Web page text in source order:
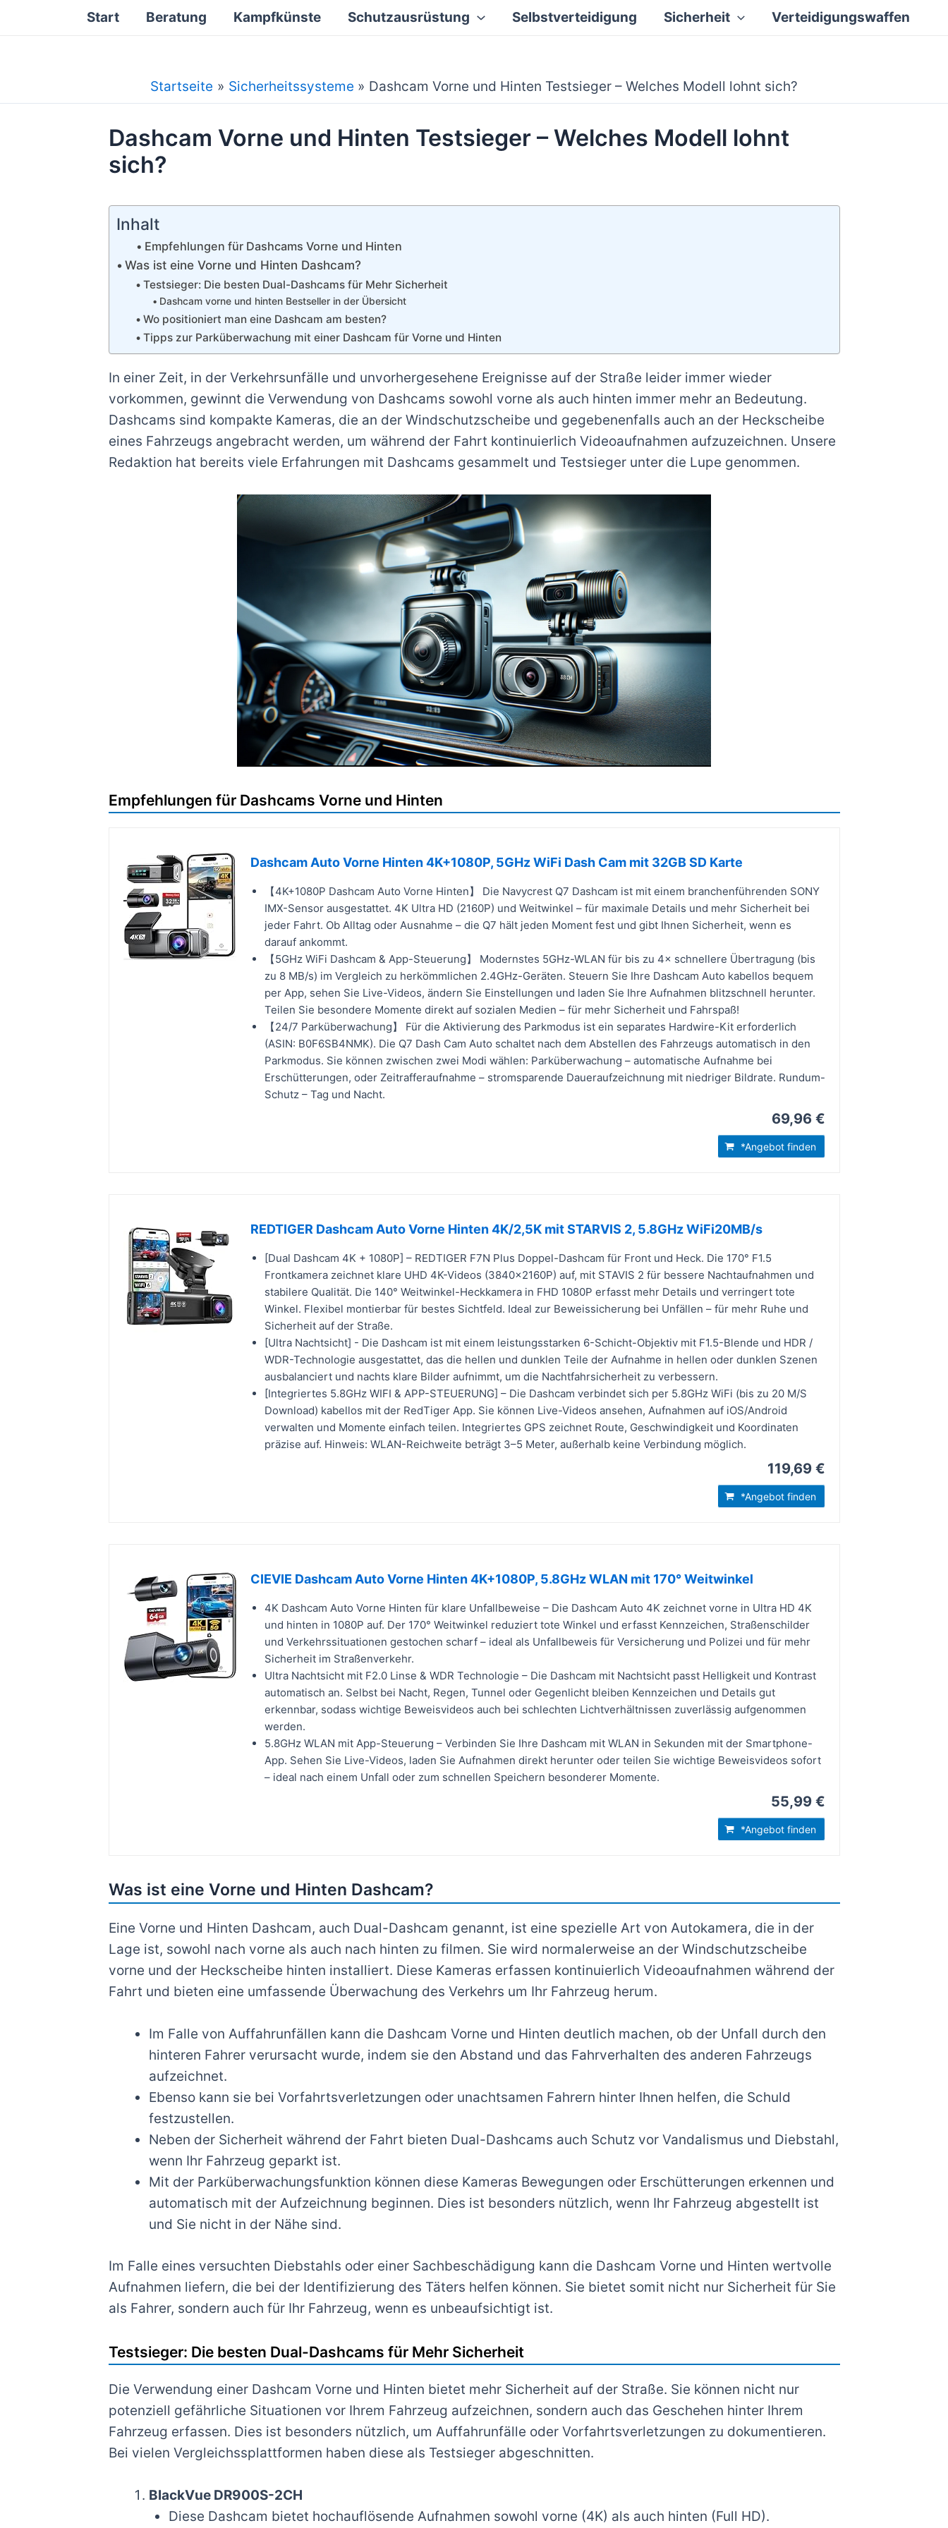
Start Beratung Kampfkünste Schutzausrüstung Selbstverteidigung Sicherheit Verteidigungswaffen
Startseite Sicherheitssysteme Dashcam Vorne und Hinten Testsieger – Welches Modell lohnt sich?
Dashcam Vorne und Hinten Testsieger – Welches Modell lohnt
sich?
Inhalt
Empfehlungen für Dashcams Vorne und Hinten
Was ist eine Vorne und Hinten Dashcam?
Testsieger: Die besten Dual-Dashcams für Mehr Sicherheit
Dashcam vorne und hinten Bestseller in der Übersicht
Wo positioniert man eine Dashcam am besten?
Tipps zur Parküberwachung mit einer Dashcam für Vorne und Hinten
In einer Zeit, in der Verkehrsunfälle und unvorhergesehene Ereignisse auf der Straße leider immer wieder
vorkommen, gewinnt die Verwendung von Dashcams sowohl vorne als auch hinten immer mehr an Bedeutung.
Dashcams sind kompakte Kameras, die an der Windschutzscheibe und gegebenenfalls auch an der Heckscheibe
eines Fahrzeugs angebracht werden, um während der Fahrt kontinuierlich Videoaufnahmen aufzuzeichnen. Unsere
Redaktion hat bereits viele Erfahrungen mit Dashcams gesammelt und Testsieger unter die Lupe genommen.
Empfehlungen für Dashcams Vorne und Hinten
Dashcam Auto Vorne Hinten 4K+1080P, 5GHz WiFi Dash Cam mit 32GB SD Karte
【4K+1080P Dashcam Auto Vorne Hinten】 Die Navycrest Q7 Dashcam ist mit einem branchenführenden SONY
IMX-Sensor ausgestattet. 4K Ultra HD (2160P) und Weitwinkel – für maximale Details und mehr Sicherheit bei
jeder Fahrt. Ob Alltag oder Ausnahme – die Q7 hält jeden Moment fest und gibt Ihnen Sicherheit, wenn es
darauf ankommt.
【5GHz WiFi Dashcam & App-Steuerung】 Modernstes 5GHz-WLAN für bis zu 4× schnellere Übertragung (bis
zu 8 MB/s) im Vergleich zu herkömmlichen 2.4GHz-Geräten. Steuern Sie Ihre Dashcam Auto kabellos bequem
per App, sehen Sie Live-Videos, ändern Sie Einstellungen und laden Sie Ihre Aufnahmen blitzschnell herunter.
Teilen Sie besondere Momente direkt auf sozialen Medien – für mehr Sicherheit und Fahrspaß!
【24/7 Parküberwachung】 Für die Aktivierung des Parkmodus ist ein separates Hardwire-Kit erforderlich
(ASIN: B0F6SB4NMK). Die Q7 Dash Cam Auto schaltet nach dem Abstellen des Fahrzeugs automatisch in den
Parkmodus. Sie können zwischen zwei Modi wählen: Parküberwachung – automatische Aufnahme bei
Erschütterungen, oder Zeitrafferaufnahme – stromsparende Daueraufzeichnung mit niedriger Bildrate. Rundum-
Schutz – Tag und Nacht.
69,96 €
*Angebot finden
REDTIGER Dashcam Auto Vorne Hinten 4K/2,5K mit STARVIS 2, 5.8GHz WiFi20MB/s
[Dual Dashcam 4K + 1080P] – REDTIGER F7N Plus Doppel-Dashcam für Front und Heck. Die 170° F1.5
Frontkamera zeichnet klare UHD 4K-Videos (3840×2160P) auf, mit STAVIS 2 für bessere Nachtaufnahmen und
stabilere Qualität. Die 140° Weitwinkel-Heckkamera in FHD 1080P erfasst mehr Details und verringert tote
Winkel. Flexibel montierbar für bestes Sichtfeld. Ideal zur Beweissicherung bei Unfällen – für mehr Ruhe und
Sicherheit auf der Straße.
[Ultra Nachtsicht] - Die Dashcam ist mit einem leistungsstarken 6-Schicht-Objektiv mit F1.5-Blende und HDR /
WDR-Technologie ausgestattet, das die hellen und dunklen Teile der Aufnahme in hellen oder dunklen Szenen
ausbalanciert und nachts klare Bilder aufnimmt, um die Nachtfahrsicherheit zu verbessern.
[Integriertes 5.8GHz WIFI & APP-STEUERUNG] – Die Dashcam verbindet sich per 5.8GHz WiFi (bis zu 20 M/S
Download) kabellos mit der RedTiger App. Sie können Live-Videos ansehen, Aufnahmen auf iOS/Android
verwalten und Momente einfach teilen. Integriertes GPS zeichnet Route, Geschwindigkeit und Koordinaten
präzise auf. Hinweis: WLAN-Reichweite beträgt 3–5 Meter, außerhalb keine Verbindung möglich.
119,69 €
*Angebot finden
CIEVIE Dashcam Auto Vorne Hinten 4K+1080P, 5.8GHz WLAN mit 170° Weitwinkel
4K Dashcam Auto Vorne Hinten für klare Unfallbeweise – Die Dashcam Auto 4K zeichnet vorne in Ultra HD 4K
und hinten in 1080P auf. Der 170° Weitwinkel reduziert tote Winkel und erfasst Kennzeichen, Straßenschilder
und Verkehrssituationen gestochen scharf – ideal als Unfallbeweis für Versicherung und Polizei und für mehr
Sicherheit im Straßenverkehr.
Ultra Nachtsicht mit F2.0 Linse & WDR Technologie – Die Dashcam mit Nachtsicht passt Helligkeit und Kontrast
automatisch an. Selbst bei Nacht, Regen, Tunnel oder Gegenlicht bleiben Kennzeichen und Details gut
erkennbar, sodass wichtige Beweisvideos auch bei schlechten Lichtverhältnissen zuverlässig aufgenommen
werden.
5.8GHz WLAN mit App-Steuerung – Verbinden Sie Ihre Dashcam mit WLAN in Sekunden mit der Smartphone-
App. Sehen Sie Live-Videos, laden Sie Aufnahmen direkt herunter oder teilen Sie wichtige Beweisvideos sofort
– ideal nach einem Unfall oder zum schnellen Speichern besonderer Momente.
55,99 €
*Angebot finden
Was ist eine Vorne und Hinten Dashcam?
Eine Vorne und Hinten Dashcam, auch Dual-Dashcam genannt, ist eine spezielle Art von Autokamera, die in der
Lage ist, sowohl nach vorne als auch nach hinten zu filmen. Sie wird normalerweise an der Windschutzscheibe
vorne und der Heckscheibe hinten installiert. Diese Kameras erfassen kontinuierlich Videoaufnahmen während der
Fahrt und bieten eine umfassende Überwachung des Verkehrs um Ihr Fahrzeug herum.
Im Falle von Auffahrunfällen kann die Dashcam Vorne und Hinten deutlich machen, ob der Unfall durch den
hinteren Fahrer verursacht wurde, indem sie den Abstand und das Fahrverhalten des anderen Fahrzeugs
aufzeichnet.
Ebenso kann sie bei Vorfahrtsverletzungen oder unachtsamen Fahrern hinter Ihnen helfen, die Schuld
festzustellen.
Neben der Sicherheit während der Fahrt bieten Dual-Dashcams auch Schutz vor Vandalismus und Diebstahl,
wenn Ihr Fahrzeug geparkt ist.
Mit der Parküberwachungsfunktion können diese Kameras Bewegungen oder Erschütterungen erkennen und
automatisch mit der Aufzeichnung beginnen. Dies ist besonders nützlich, wenn Ihr Fahrzeug abgestellt ist
und Sie nicht in der Nähe sind.
Im Falle eines versuchten Diebstahls oder einer Sachbeschädigung kann die Dashcam Vorne und Hinten wertvolle
Aufnahmen liefern, die bei der Identifizierung des Täters helfen können. Sie bietet somit nicht nur Sicherheit für Sie
als Fahrer, sondern auch für Ihr Fahrzeug, wenn es unbeaufsichtigt ist.
Testsieger: Die besten Dual-Dashcams für Mehr Sicherheit
Die Verwendung einer Dashcam Vorne und Hinten bietet mehr Sicherheit auf der Straße. Sie können nicht nur
potenziell gefährliche Situationen vor Ihrem Fahrzeug aufzeichnen, sondern auch das Geschehen hinter Ihrem
Fahrzeug erfassen. Dies ist besonders nützlich, um Auffahrunfälle oder Vorfahrtsverletzungen zu dokumentieren.
Bei vielen Vergleichssplattformen haben diese als Testsieger abgeschnitten.
BlackVue DR900S-2CH
Diese Dashcam bietet hochauflösende Aufnahmen sowohl vorne (4K) als auch hinten (Full HD).